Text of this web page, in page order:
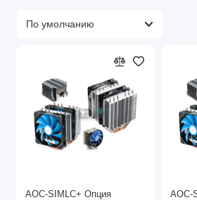
AOC-SIMLC+ Опция
AOC-